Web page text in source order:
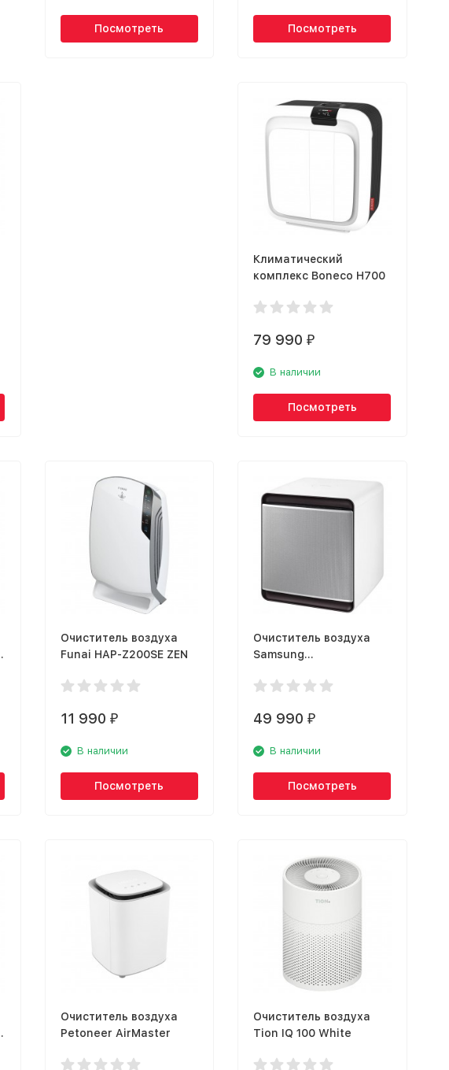
Посмотреть Посмотреть
Климатический
комплекс Boneco H700
79 990₽
В наличии
Посмотреть
Очиститель воздуха
Funai HAP-Z200SE ZEN
11 990 ₽
В наличии
Посмотреть
Очиститель воздуха
Samsung
49 990₽
В наличии
Посмотреть
Очиститель воздуха
Petoneer AirMaster
Очиститель воздуха
Tion IQ 100 White